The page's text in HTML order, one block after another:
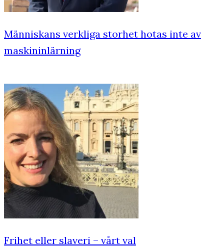
Människans verkliga storhet hotas inte av
maskininlärning
Frihet eller slaveri – vårt val